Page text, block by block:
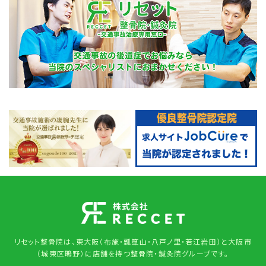
リセット整骨院は、東大阪（布施・瓢箪山・八戸ノ里・若江岩田）と大阪市
（城東区鴫野）に店舗を持つ整骨院・鍼灸院グループです。